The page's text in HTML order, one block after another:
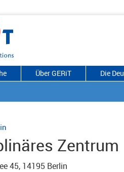
Über GERiT Die
45, 14195 Berlin